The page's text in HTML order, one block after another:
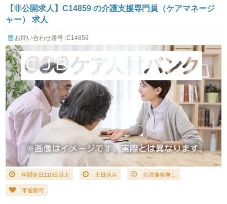
【非公開求人】C14859 の介護支援専門員（ケアマネージ
ャー） 求人
お問い合わせ番号 :C14859
年間休日110日以上 土日休み 介護兼務無し
車通勤可